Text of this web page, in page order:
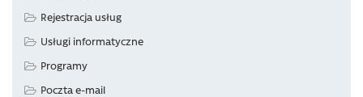
Rejestracja usług
Usługi informatyczne
Programy
Poczta e-mail